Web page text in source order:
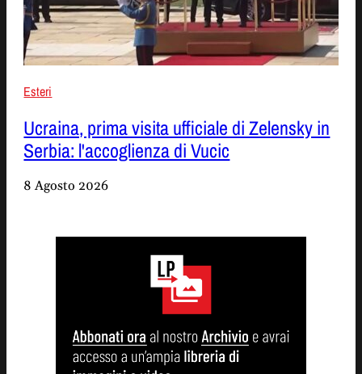
Esteri
Ucraina, prima visita ufficiale di Zelensky in
Serbia: l'accoglienza di Vucic
8 Agosto 2026